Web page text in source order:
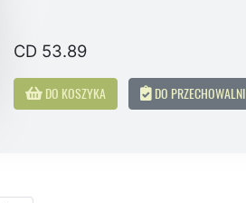
CD 53.89
DO KOSZYKA DO PRZECHOWALNI